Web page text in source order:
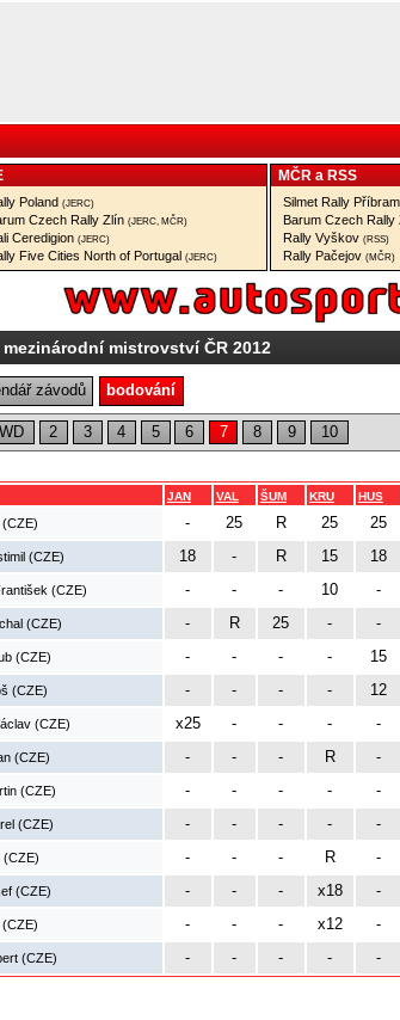
Poland (JERC)
Czech Rally Zlín (JERC, MČR)
Ceredigion (JERC)
Five Cities North of Portugal (JERC)
MČR a RSS
Silmet Rally Příbram
Barum Czech Rally
Rally Vyškov (RSS)
Rally Pačejov (MČR)
mistrovství ČR 2012
závodů bodování
2 3 4 5 6 7 8 9 10
JAN VAL ŠUM KRU HUS
(CZE) - 25 R 25 25
(CZE) 18 - R 15 18
(CZE) - - - 10 -
(CZE) - R 25 - -
(CZE) - - - - 15
(CZE) - - - - 12
(CZE) x25 - - - -
(CZE) - - - R -
(CZE) - - - - -
(CZE) - - - - -
(CZE) - - - R -
(CZE) - - - x18 -
- - - x12 -
(CZE) - - - - -